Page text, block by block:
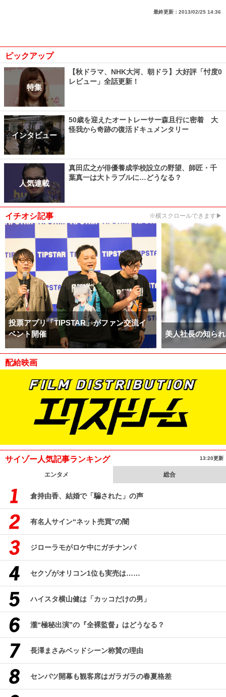
最終更新： 2013/02/25 14:36
ピックアップ
特集
【秋ドラマ、NHK大河、朝ドラ】大好評「忖度0
レビュー」全話更新！
インタビュー
50歳を迎えたオートレーサー森且行に密着 大
怪我から奇跡の復活ドキュメンタリー
人気連載
真田広之が俳優養成学校設立の野望、師匠・千
葉真一は大トラブルに…どうなる？
イチオシ記事 ※横スクロールできます▶
投票アプリ「TIPSTAR」がファン交流イ
ベント開催
美人社長の知ら
配給映画
サイゾー人気記事ランキング 13:20更新
エンタメ 総合
倉持由香、結婚で「騙された」の声
有名人サイン“ネット売買”の闇
ジローラモがロケ中にガチナンパ
セクゾがオリコン1位も実売は……
ハイスタ横山健は「カッコだけの男」
瀧“極秘出演”の『全裸監督』はどうなる？
長澤まさみベッドシーン称賛の理由
センバツ開幕も観客席はガラガラの春夏格差